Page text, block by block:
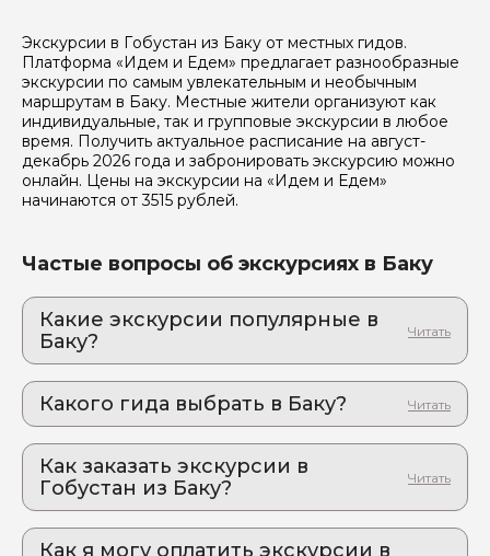
Экскурсии в Гобустан из Баку от местных гидов.
Платформа «Идем и Едем» предлагает разнообразные
экскурсии по самым увлекательным и необычным
маршрутам в Баку. Местные жители организуют как
индивидуальные, так и групповые экскурсии в любое
время. Получить актуальное расписание на август-
декабрь 2026 года и забронировать экскурсию можно
онлайн. Цены на экскурсии на «Идем и Едем»
начинаются от 3515 рублей.
Частые вопросы об экскурсиях в Баку
Какие экскурсии популярные в
Баку?
древних цивилизаций. Индивидуальная
экскурсия из Баку
Когда Stories высекали на скалах: ритуальные
2. Трансфер-экскурсия из аэропорта Баку:
когда путешествие начинается раньше, чем
Как превратить скучную дорогу в отель в мини-
Какого гида выбрать в Баку?
2. Алиев.Г 972
Как заказать экскурсии в
Гобустан из Баку?
Едем»:
Как я могу оплатить экскурсии в
данных
Отправить